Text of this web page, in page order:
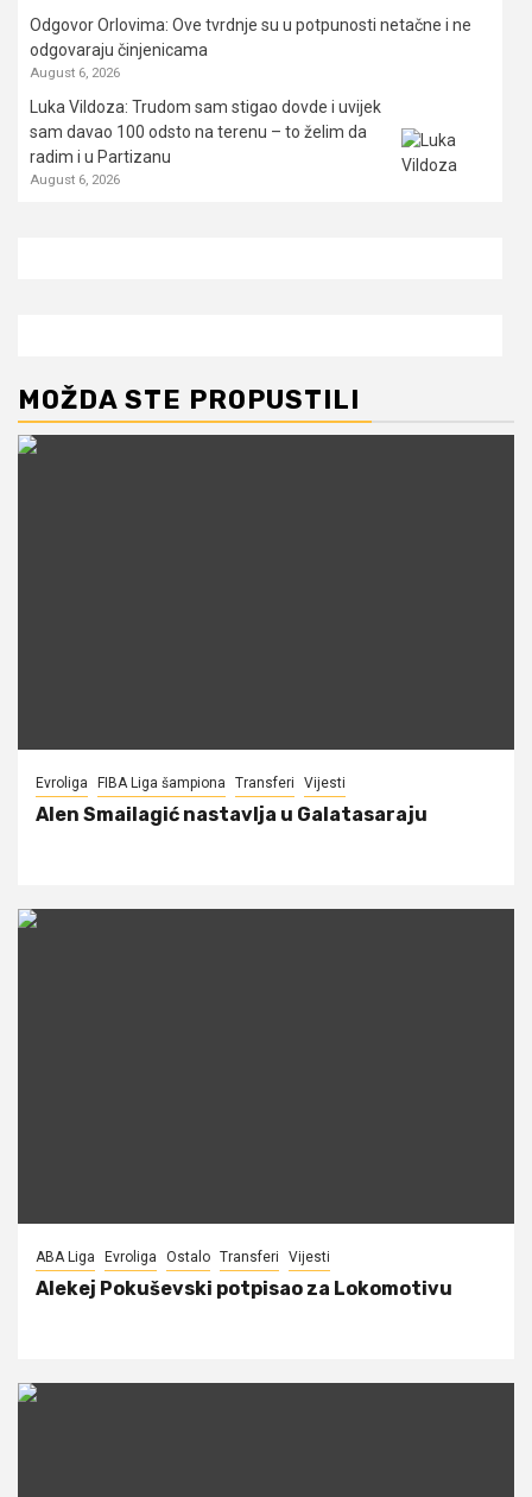
Odgovor Orlovima: ​Ove tvrdnje su u potpunosti netačne i ne
odgovaraju činjenicama
August 6, 2026
Luka Vildoza: Trudom sam stigao dovde i uvijek
sam davao 100 odsto na terenu – to želim da
radim i u Partizanu
August 6, 2026
MOŽDA STE PROPUSTILI
Evroliga FIBA Liga šampiona Transferi Vijesti
Alen Smailagić nastavlja u Galatasaraju
ABA Liga Evroliga Ostalo Transferi Vijesti
Alekej Pokuševski potpisao za Lokomotivu